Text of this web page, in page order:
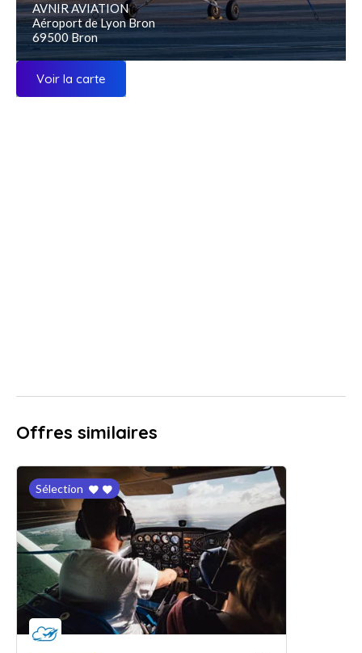
AVNIR AVIATION
Aéroport de Lyon Bron
69500 Bron
Voir la carte
Offres similaires
Sélection